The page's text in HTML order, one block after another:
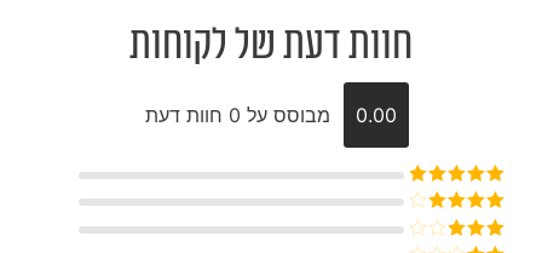
חוות דעת של לקוחות
0.00 מבוסס על 0 חוות דעת
דורג5מתוך
5
דורג4
מתוך 5